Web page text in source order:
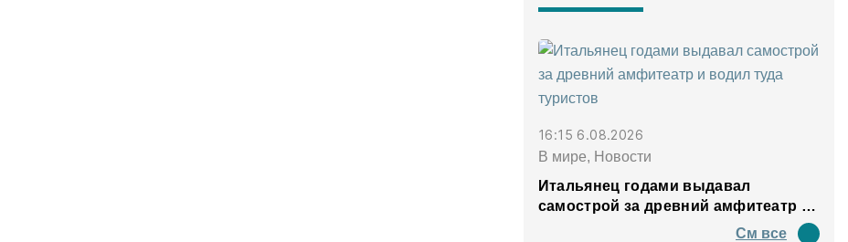
16:15 6.08.2026
В мире, Новости
Итальянец годами выдавал
самострой за древний амфитеатр и
См все